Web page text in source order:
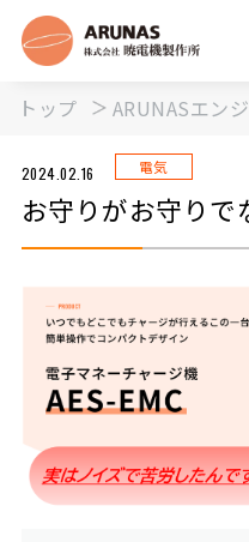
トップ ARUNASエン
2024.02.16 電気
お守りがお守りで